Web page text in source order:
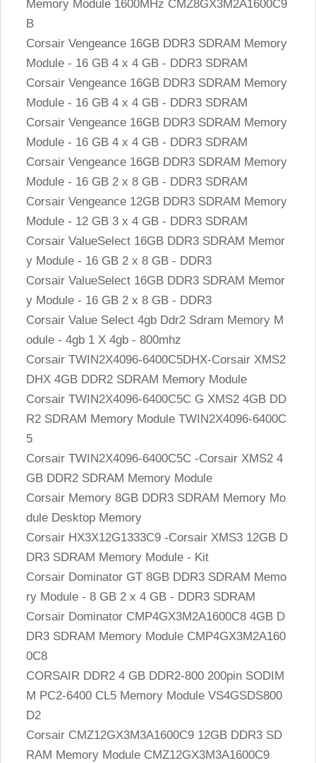
Memory Module 1600MHz CMZ8GX3M2A1600C9
B
Corsair Vengeance 16GB DDR3 SDRAM Memory
Module - 16 GB 4 x 4 GB - DDR3 SDRAM
Corsair Vengeance 16GB DDR3 SDRAM Memory
Module - 16 GB 4 x 4 GB - DDR3 SDRAM
Corsair Vengeance 16GB DDR3 SDRAM Memory
Module - 16 GB 4 x 4 GB - DDR3 SDRAM
Corsair Vengeance 16GB DDR3 SDRAM Memory
Module - 16 GB 2 x 8 GB - DDR3 SDRAM
Corsair Vengeance 12GB DDR3 SDRAM Memory
Module - 12 GB 3 x 4 GB - DDR3 SDRAM
Corsair ValueSelect 16GB DDR3 SDRAM Memor
y Module - 16 GB 2 x 8 GB - DDR3
Corsair ValueSelect 16GB DDR3 SDRAM Memor
y Module - 16 GB 2 x 8 GB - DDR3
Corsair Value Select 4gb Ddr2 Sdram Memory M
odule - 4gb 1 X 4gb - 800mhz
Corsair TWIN2X4096-6400C5DHX-Corsair XMS2
DHX 4GB DDR2 SDRAM Memory Module
Corsair TWIN2X4096-6400C5C G XMS2 4GB DD
R2 SDRAM Memory Module TWIN2X4096-6400C
5
Corsair TWIN2X4096-6400C5C -Corsair XMS2 4
GB DDR2 SDRAM Memory Module
Corsair Memory 8GB DDR3 SDRAM Memory Mo
dule Desktop Memory
Corsair HX3X12G1333C9 -Corsair XMS3 12GB D
DR3 SDRAM Memory Module - Kit
Corsair Dominator GT 8GB DDR3 SDRAM Memo
ry Module - 8 GB 2 x 4 GB - DDR3 SDRAM
Corsair Dominator CMP4GX3M2A1600C8 4GB D
DR3 SDRAM Memory Module CMP4GX3M2A160
0C8
CORSAIR DDR2 4 GB DDR2-800 200pin SODIM
M PC2-6400 CL5 Memory Module VS4GSDS800
D2
Corsair CMZ12GX3M3A1600C9 12GB DDR3 SD
RAM Memory Module CMZ12GX3M3A1600C9